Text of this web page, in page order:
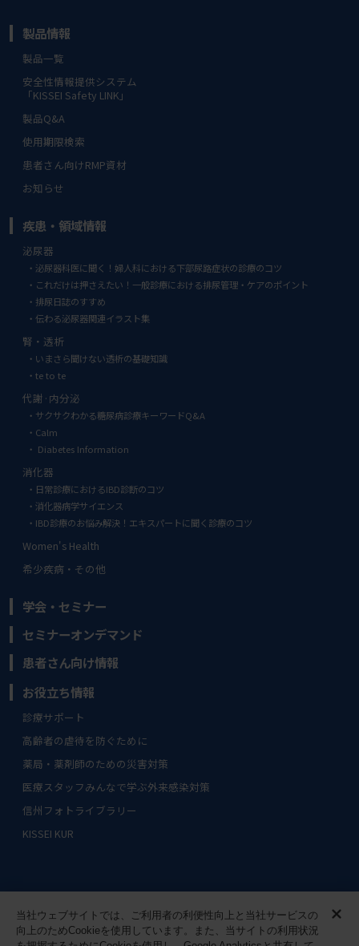
製品情報
製品一覧
安全性情報提供システム
「KISSEI Safety LINK」
製品Q&A
使用期限検索
患者さん向けRMP資材
お知らせ
疾患・領域情報
泌尿器
泌尿器科医に聞く！婦人科における下部尿路症状の診療のコツ
これだけは押さえたい！一般診療における排尿管理・ケアのポイント
排尿日誌のすすめ
伝わる泌尿器関連イラスト集
腎・透析
いまさら聞けない透析の基礎知識
te to te
代謝·内分泌
サクサクわかる糖尿病診療キーワードQ&A
Calm
Diabetes Information
消化器
日常診療におけるIBD診断のコツ
消化器病学サイエンス
IBD診療のお悩み解決！エキスパートに聞く診療のコツ
Women's Health
希少疾病・その他
学会・セミナー
セミナーオンデマンド
患者さん向け情報
お役立ち情報
診療サポート
高齢者の虐待を防ぐために
薬局・薬剤師のための災害対策
医療スタッフみんなで学ぶ外来感染対策
信州フォトライブラリー
KISSEI KUR
サイトマップ ご利用条件
当社ウェブサイトでは、ご利用者の利便性向上と当社サービスの
向上のためCookieを使用しています。また、当サイトの利用状況